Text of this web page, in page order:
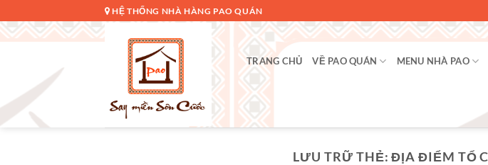
qua
nội
HỆ THỐNG NHÀ HÀNG PAO QUÁN
TRANG CHỦ VỀ PAO QUÁN MENU NHÀ PAO
LƯU TRỮ THẺ:ĐỊA ĐIỂM TỔ